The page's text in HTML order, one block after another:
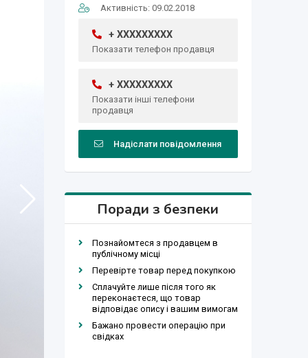
Активність: 09.02.2018
+ XXXXXXXXX
Показати телефон продавця
+ XXXXXXXXX
Показати інші телефони
продавця
Надіслати повідомлення
Поради з безпеки
Познайомтеся з продавцем в
публічному місці
Перевірте товар перед покупкою
Сплачуйте лише після того як
переконаєтеся, що товар
відповідає опису і вашим вимогам
Бажано провести операцію при
свідках